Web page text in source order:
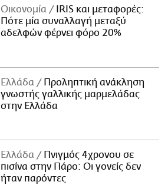
Οικονομία
IRIS και μεταφορές:
Πότε μία συναλλαγή μεταξύ
αδελφών φέρνει φόρο 20%
Ελλάδα
Προληπτική ανάκληση
γνωστής γαλλικής μαρμελάδας
στην Ελλάδα
Ελλάδα
Πνιγμός 4χρονου σε
πισίνα στην Πάρο: Οι γονείς δεν
ήταν παρόντες